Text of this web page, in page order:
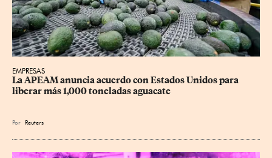
EMPRESAS
La APEAM anuncia acuerdo con Estados Unidos para
liberar más 1,000 toneladas aguacate
Por Reuters